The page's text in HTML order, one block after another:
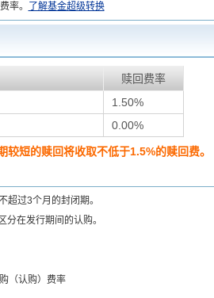
率。
了解基金超级转换
赎回费率
1.50%
0.00%
短的赎回将收取不低于1.5%的赎回费。
过3个月的封闭期。
在发行期间的认购。
（认购）费率